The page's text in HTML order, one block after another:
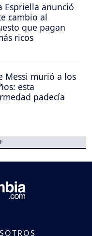
Espriella anunció
cambio al
que pagan
ricos
Messi murió a los
esta
padecía